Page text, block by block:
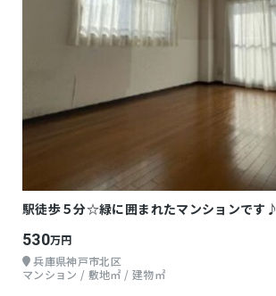
駅徒歩５分☆緑に囲まれたマンションです♪
530万円
兵庫県神戸市北区
マンション / 敷地㎡ / 建物㎡